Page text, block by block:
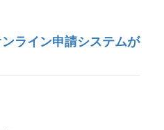
ンライン申請システムが